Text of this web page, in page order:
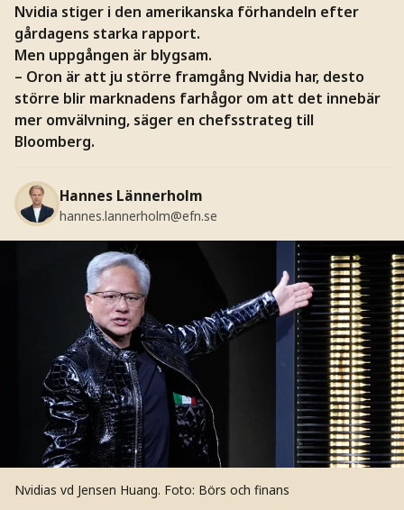
Nvidia stiger i den amerikanska förhandeln efter
gårdagens starka rapport.
Men uppgången är blygsam.
– Oron är att ju större framgång Nvidia har, desto
större blir marknadens farhågor om att det innebär
mer omvälvning, säger en chefsstrateg till
Bloomberg.
Hannes Lännerholm
hannes.lannerholm@efn.se
Nvidias vd Jensen Huang. Foto: Börs och finans